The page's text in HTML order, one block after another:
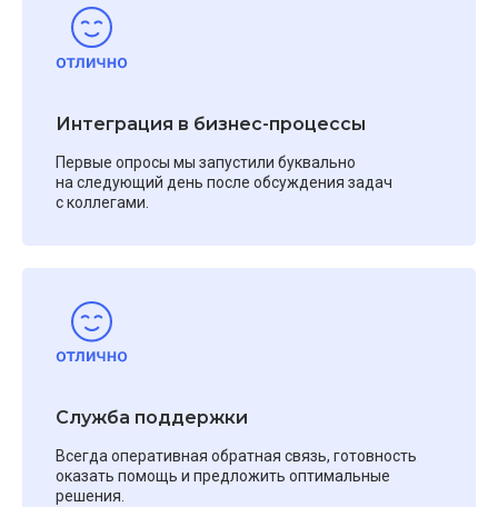
Интеграция в бизнес-процессы
Первые опросы мы запустили буквально
на следующий день после обсуждения задач
с коллегами.
Служба поддержки
Всегда оперативная обратная связь, готовность
оказать помощь и предложить оптимальные
решения.